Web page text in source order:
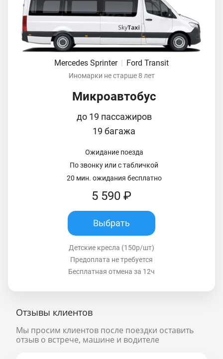
Mercedes Sprinter | Ford Transit
Иномарки не старше 8 лет
Микроавтобус
до 19 пассажиров
19 багажа
Ожидание поезда
По звонку или с табличкой
20 мин. ожидания бесплатно
5 590 ₽
Выбрать
Детские кресла (150р/шт)
Предоплата не требуется
Бесплатная отмена за 12ч
Отзывы клиентов
Мы просим клиентов после поездки оставить
отзыв о встрече, машине и водителе